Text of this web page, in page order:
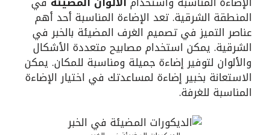
المنطقة الشرقية. تعد الإضاءة المناسبة أحد أهم
عناصر التميز في تصميم الغرف المضيئة بالخبر في
الشرقية. يمكن استخدام مصابيح متعددة الأشكال
والألوان لتوفير إضاءة جميلة ومناسبة للمكان. يمكن
الاستعانة بخبير إضاءة لمساعدتك في اختيار الإضاءة
المناسبة للغرفة.